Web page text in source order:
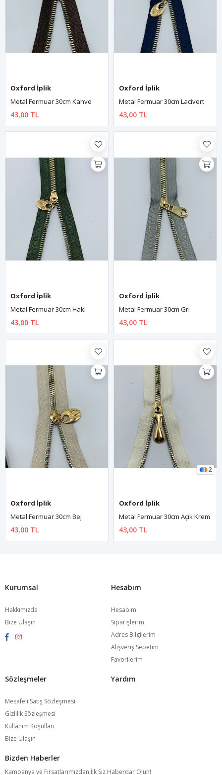
Oxford İplik
Metal Fermuar 30cm Kahve
43,00 TL
Oxford İplik
Metal Fermuar 30cm Lacivert
43,00 TL
Oxford İplik
Metal Fermuar 30cm Haki
43,00 TL
Oxford İplik
Metal Fermuar 30cm Gri
43,00 TL
Oxford İplik
Metal Fermuar 30cm Bej
43,00 TL
2
Oxford İplik
Metal Fermuar 30cm Açık Krem
43,00 TL
Kurumsal
Hakkımızda
Bize Ulaşın
Hesabım
Hesabım
Siparişlerim
Adres Bilgilerim
Alışveriş Sepetim
Favorilerim
Sözleşmeler
Mesafeli Satış Sözleşmesi
Gizlilik Sözleşmesi
Kullanım Koşulları
Bize Ulaşın
Yardım
Bizden Haberler
Kampanya ve Fırsatlarımızdan İlk Siz Haberdar Olun!